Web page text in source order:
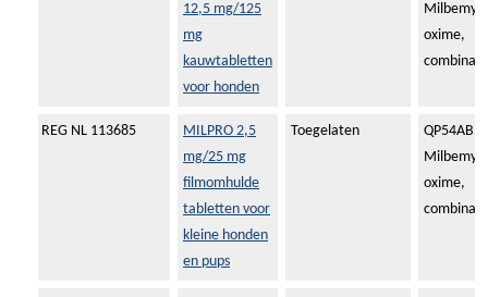
12,5 mg/125
mg
kauwtabletten
voor honden
oxime,
REG NL 113685
MILPRO 2,5
mg/25 mg
filmomhulde
tabletten voor
kleine honden
en pups
Toegelaten
oxime,